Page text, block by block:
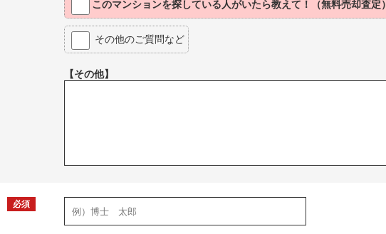
このマンションを探している人がいたら教えて！（無料売却査定）
その他のご質問など
【その他】
必須